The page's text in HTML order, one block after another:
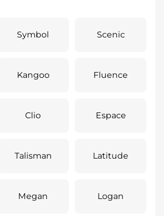
Symbol Scenic
Kangoo Fluence
Clio Espace
Talisman Latitude
Megan Logan